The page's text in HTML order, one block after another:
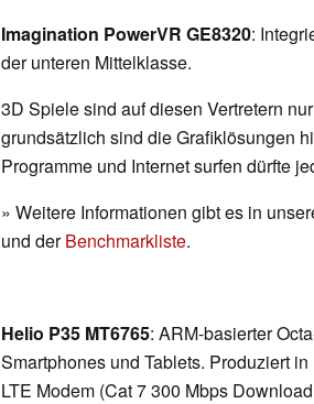
Imagination PowerVR GE8320:
der unteren Mittelklasse.
3D Spiele sind auf diesen Vertretern
grundsätzlich sind die Grafiklösungen
Programme und Internet surfen dürfte
» Weitere Informationen gibt es in
und derBenchmarkliste.
Helio P35 MT6765: ARM-basierter
Smartphones und Tablets. Produziert
LTE Modem (Cat 7 300 Mbps